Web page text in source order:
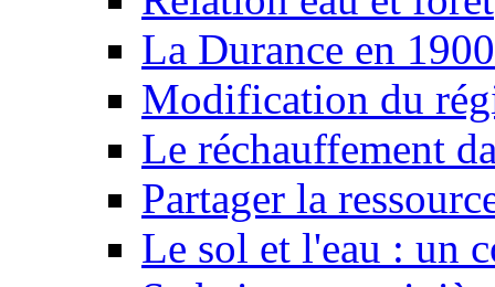
La Durance en 1900
Modification du
Le réchauffement
Partager la
Le sol et l'eau : un